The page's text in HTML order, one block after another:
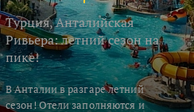
Турция, Анталийская
Ривьера: летний сезон на
пике!
В Анталии в разгаре летний
сезон! Отели заполняются и